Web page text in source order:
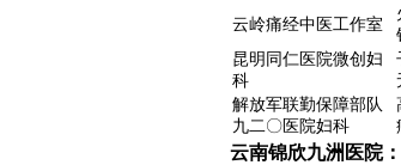
云岭痛经中医工作室
昆明同仁医院微创妇
科
解放军联勤保障部队
九二〇医院妇科
云南锦欣九洲医院